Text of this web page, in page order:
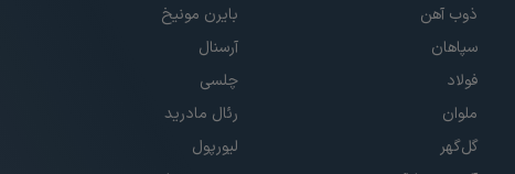
ذوب آهن
سپاهان
فولاد
ملوان
گل‌گهر
بایرن مونیخ
آرسنال
چلسی
رئال مادرید
لیورپول